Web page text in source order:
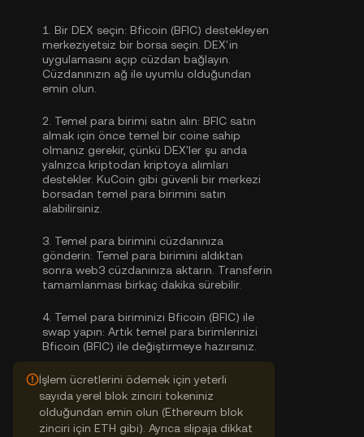
1. Bir DEX seçin: Bficoin (BFIC) destekleyen
merkeziyetsiz bir borsa seçin. DEX'in
uygulamasını açıp cüzdan bağlayın.
Cüzdanınızın ağ ile uyumlu olduğundan
emin olun.
2. Temel para birimi satın alın: BFIC satın
almak için önce temel bir coine sahip
olmanız gerekir, çünkü DEX'ler şu anda
yalnızca kriptodan kriptoya alımları
destekler. KuCoin gibi güvenli bir merkezi
borsadan temel para birimini satın
alabilirsiniz
3. Temel para birimini cüzdanınıza
gönderin: Temel para birimini aldıktan
sonra web3 cüzdanınıza aktarın. Transferin
tamamlanması birkaç dakika sürebilir.
4. Temel para biriminizi Bficoin (BFIC) ile
swap yapın: Artık temel para birimlerinizi
Bficoin (BFIC) ile değiştirmeye hazırsınız.
İşlem ücretlerini ödemek için yeterli
sayıda yerel blok zinciri tokeniniz
olduğundan emin olun (Ethereum blok
zinciri için ETH gibi). Ayrıca slipaja dikkat